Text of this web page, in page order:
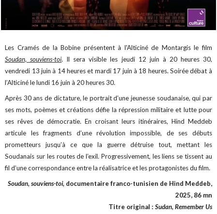
Les Cramés de la Bobine présentent à l'Alticiné de Montargis le film
Soudan, souviens-toi. Il sera visible les jeudi 12 juin à 20 heures 30,
vendredi 13 juin à 14 heures et mardi 17 juin à 18 heures. Soirée débat à
l’Alticiné le lundi 16 juin à 20 heures 30.
Après 30 ans de dictature, le portrait d’une jeunesse soudanaise, qui par
ses mots, poèmes et créations défie la répression militaire et lutte pour
ses rêves de démocratie. En croisant leurs itinéraires, Hind Meddeb
articule les fragments d’une révolution impossible, de ses débuts
prometteurs jusqu’à ce que la guerre détruise tout, mettant les
Soudanais sur les routes de l’exil. Progressivement, les liens se tissent au
fil d’une correspondance entre la réalisatrice et les protagonistes du film.
Soudan, souviens-toi, documentaire franco-tunisien de Hind Meddeb,
2025, 86 mn
Titre original : Sudan, Remember Us